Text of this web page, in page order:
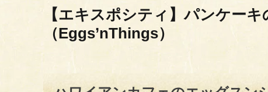
【エキスポシティ】パンケー
（Eggs’nThings）